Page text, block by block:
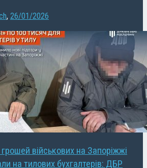
, 26/01/2026
військових на Запоріжжі
на тилових бухгалтерів: ДБР